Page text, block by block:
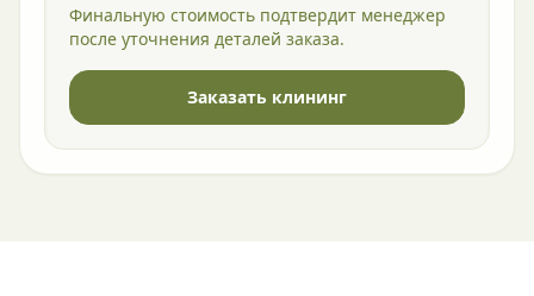
Финальную стоимость подтвердит менеджер
после уточнения деталей заказа.
Заказать клининг